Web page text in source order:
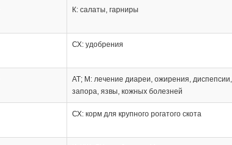
К: салаты, гарниры
СХ: удобрения
АТ; М: лечение диареи, ожирения, диспепсии,
запора, язвы, кожных болезней
СХ: корм для крупного рогатого скота